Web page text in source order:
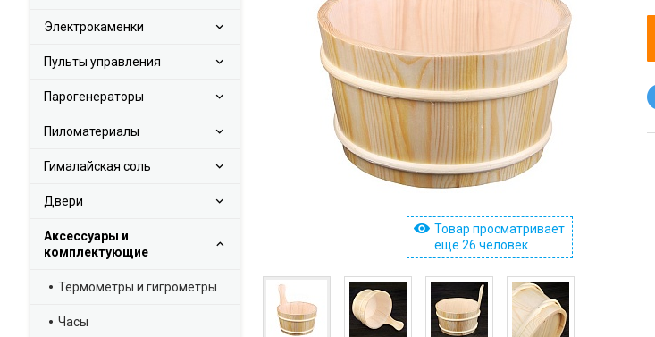
Электрокаменки
Пульты управления
Парогенераторы
Пиломатериалы
Гималайская соль
Двери
Аксессуары и
комплектующие
Термометры и гигрометры
Часы
Товар просматривает
еще 26 человек